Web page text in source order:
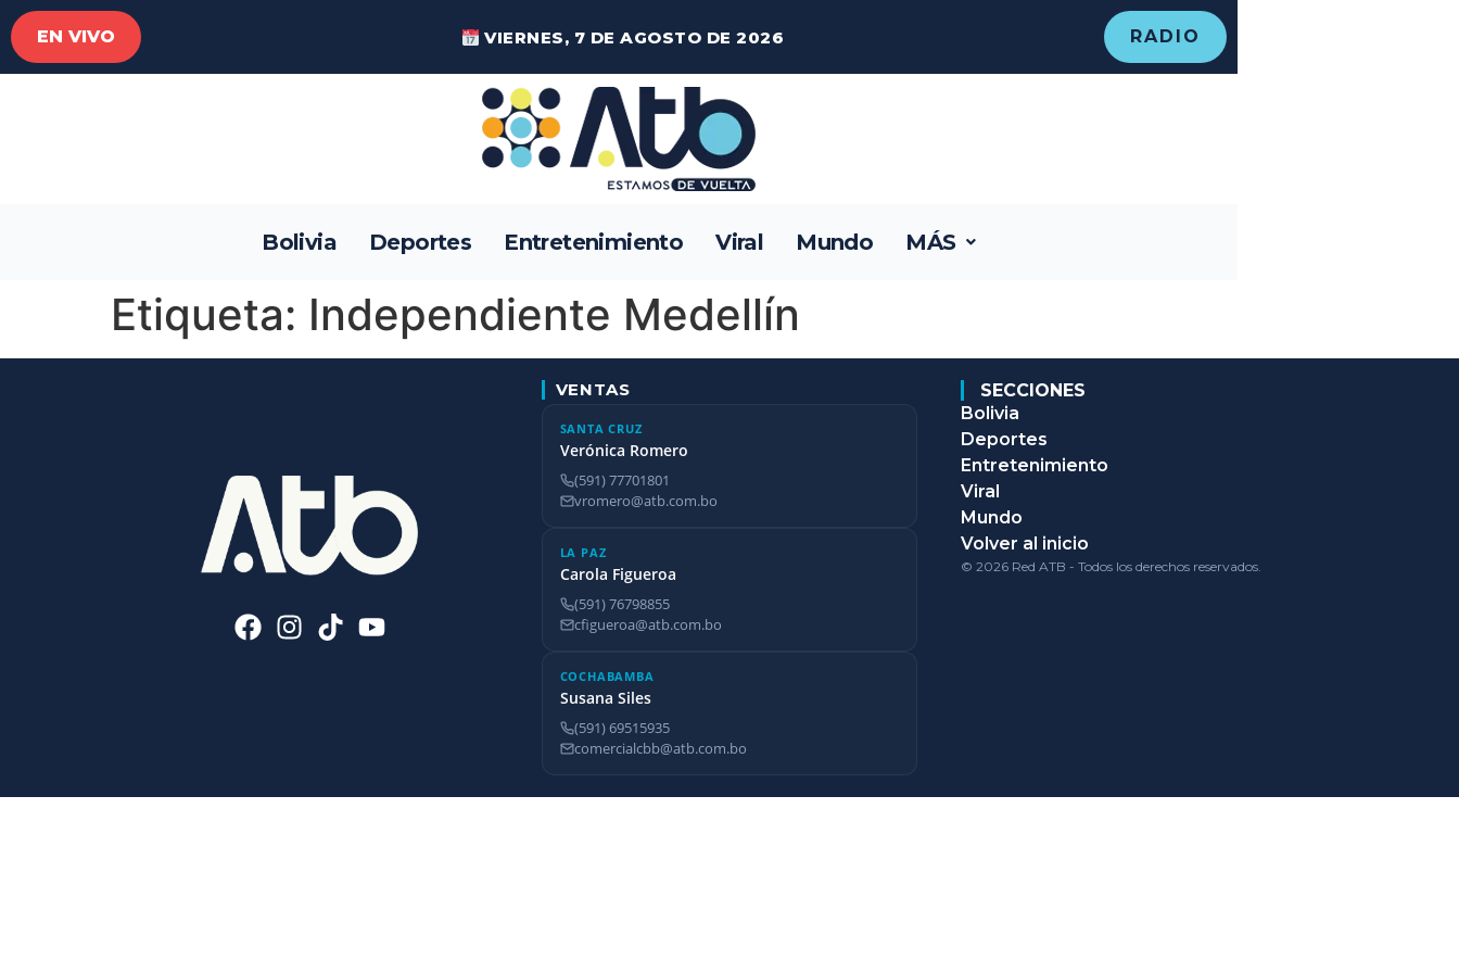
EN VIVO VIERNES, 7 DE AGOSTO DE 2026 RADIO
Bolivia Deportes Entretenimiento Viral Mundo MÁS
Etiqueta: Independiente Medellín
VENTAS
SANTA CRUZ
Verónica Romero
(591) 77701801
vromero@atb.com.bo
LA PAZ
Carola Figueroa
(591) 76798855
cfigueroa@atb.com.bo
COCHABAMBA
Susana Siles
(591) 69515935
comercialcbb@atb.com.bo
SECCIONES
Bolivia
Deportes
Entretenimiento
Viral
Mundo
Volver al inicio
© 2026 Red ATB - Todos los derechos reservados.